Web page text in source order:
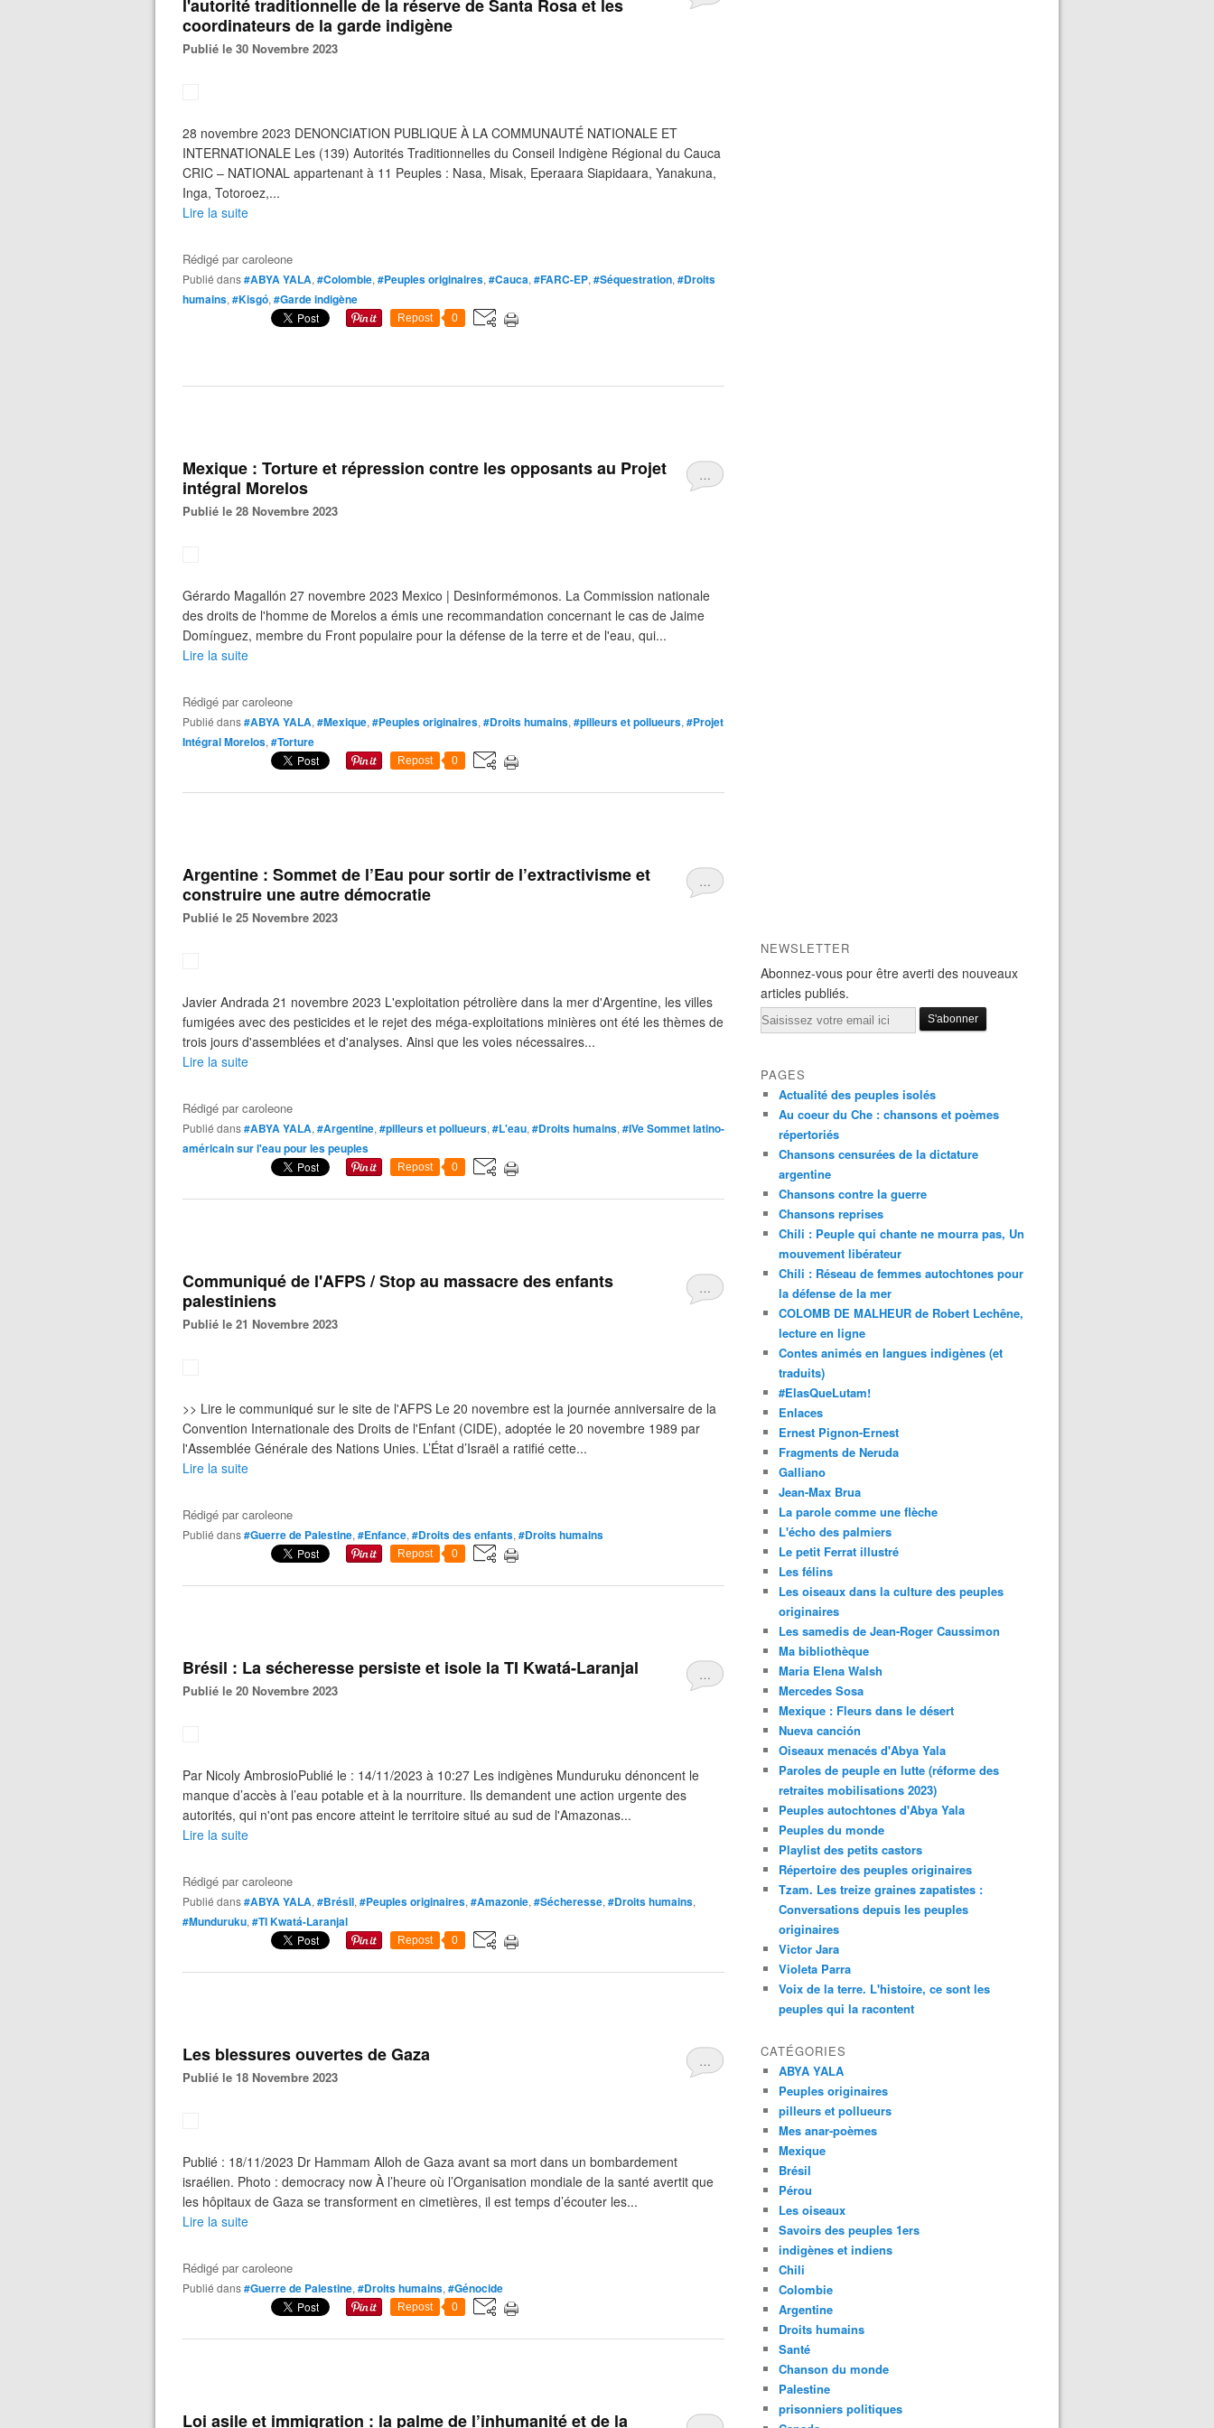
l'autorité traditionnelle de la réserve de Santa Rosa et les
coordinateurs de la garde indigène
Publié le 30 Novembre 2023
28 novembre 2023 DENONCIATION PUBLIQUE À LA COMMUNAUTÉ NATIONALE ET
INTERNATIONALE Les (139) Autorités Traditionnelles du Conseil Indigène Régional du Cauca
CRIC – NATIONAL appartenant à 11 Peuples : Nasa, Misak, Eperaara Siapidaara, Yanakuna,
Inga, Totoroez,...
Lire la suite
Rédigé parcaroleone
Publié dans#ABYA YALA, #Colombie, #Peuples originaires, #Cauca, #FARC-EP, #Séquestration, #Droits
humains, #Kisgó, #Garde indigène
Repost 0
…
Mexique : Torture et répression contre les opposants au Projet
intégral Morelos
Publié le 28 Novembre 2023
Gérardo Magallón 27 novembre 2023 Mexico | Desinformémonos. La Commission nationale
des droits de l'homme de Morelos a émis une recommandation concernant le cas de Jaime
Domínguez, membre du Front populaire pour la défense de la terre et de l'eau, qui...
Lire la suite
Rédigé parcaroleone
Publié dans#ABYA YALA, #Mexique, #Peuples originaires, #Droits humains, #pilleurs et pollueurs, #Projet
Intégral Morelos, #Torture
Repost 0
…
Argentine : Sommet de l’Eau pour sortir de l’extractivisme et
construire une autre démocratie
Publié le 25 Novembre 2023
Javier Andrada 21 novembre 2023 L'exploitation pétrolière dans la mer d'Argentine, les villes
fumigées avec des pesticides et le rejet des méga-exploitations minières ont été les thèmes de
trois jours d'assemblées et d'analyses. Ainsi que les voies nécessaires...
Lire la suite
Rédigé parcaroleone
Publié dans#ABYA YALA, #Argentine, #pilleurs et pollueurs, #L'eau, #Droits humains, #IVe Sommet latino-
américain sur l'eau pour les peuples
Repost 0
…
Communiqué de l'AFPS / Stop au massacre des enfants
palestiniens
Publié le 21 Novembre 2023
>> Lire le communiqué sur le site de l'AFPS Le 20 novembre est la journée anniversaire de la
Convention Internationale des Droits de l'Enfant (CIDE), adoptée le 20 novembre 1989 par
l'Assemblée Générale des Nations Unies. L’État d’Israël a ratifié cette...
Lire la suite
Rédigé parcaroleone
Publié dans#Guerre de Palestine, #Enfance, #Droits des enfants, #Droits humains
Repost 0
…
Brésil : La sécheresse persiste et isole la TI Kwatá-Laranjal
Publié le 20 Novembre 2023
Par Nicoly AmbrosioPublié le : 14/11/2023 à 10:27 Les indigènes Munduruku dénoncent le
manque d’accès à l’eau potable et à la nourriture. Ils demandent une action urgente des
autorités, qui n'ont pas encore atteint le territoire situé au sud de l'Amazonas...
Lire la suite
Rédigé parcaroleone
Publié dans#ABYA YALA, #Brésil, #Peuples originaires, #Amazonie, #Sécheresse, #Droits humains,
#Munduruku, #TI Kwatá-Laranjal
Repost 0
…
Les blessures ouvertes de Gaza
Publié le 18 Novembre 2023
Publié : 18/11/2023 Dr Hammam Alloh de Gaza avant sa mort dans un bombardement
israélien. Photo : democracy now À l’heure où l’Organisation mondiale de la santé avertit que
les hôpitaux de Gaza se transforment en cimetières, il est temps d’écouter les...
Lire la suite
Rédigé parcaroleone
Publié dans#Guerre de Palestine, #Droits humains, #Génocide
Repost 0
Loi asile et immigration : la palme de l’inhumanité et de la
NEWSLETTER
Abonnez-vous pour être averti des nouveaux
articles publiés.
Email
PAGES
Actualité des peuples isolés
Au coeur du Che : chansons et poèmes
répertoriés
Chansons censurées de la dictature
argentine
Chansons contre la guerre
Chansons reprises
Chili : Peuple qui chante ne mourra pas, Un
mouvement libérateur
Chili : Réseau de femmes autochtones pour
la défense de la mer
COLOMB DE MALHEUR de Robert Lechêne,
lecture en ligne
Contes animés en langues indigènes (et
traduits)
#ElasQueLutam!
Enlaces
Ernest Pignon-Ernest
Fragments de Neruda
Galliano
Jean-Max Brua
La parole comme une flèche
L'écho des palmiers
Le petit Ferrat illustré
Les félins
Les oiseaux dans la culture des peuples
originaires
Les samedis de Jean-Roger Caussimon
Ma bibliothèque
Maria Elena Walsh
Mercedes Sosa
Mexique : Fleurs dans le désert
Nueva canción
Oiseaux menacés d'Abya Yala
Paroles de peuple en lutte (réforme des
retraites mobilisations 2023)
Peuples autochtones d'Abya Yala
Peuples du monde
Playlist des petits castors
Répertoire des peuples originaires
Tzam. Les treize graines zapatistes :
Conversations depuis les peuples
originaires
Victor Jara
Violeta Parra
Voix de la terre. L'histoire, ce sont les
peuples qui la racontent
CATÉGORIES
ABYA YALA
Peuples originaires
pilleurs et pollueurs
Mes anar-poèmes
Mexique
Brésil
Pérou
Les oiseaux
Savoirs des peuples 1ers
indigènes et indiens
Chili
Colombie
Argentine
Droits humains
Santé
Chanson du monde
Palestine
prisonniers politiques